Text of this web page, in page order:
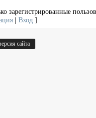
зарегистрированные
| Вход ]
сайта